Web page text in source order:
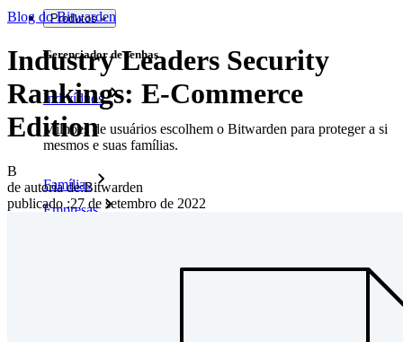
Produtos
Gerenciador de senhas
Indivíduos
Milhões de usuários escolhem o Bitwarden para proteger a si
mesmos e suas famílias.
Famílias
Empresas
Blog do Bitwarden
Industry Leaders Security
Rankings: E-Commerce
Edition
B
de autoria de:Bitwarden
publicado :27 de setembro de 2022